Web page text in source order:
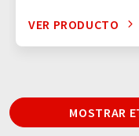
VER PRODUCTO
MOSTRAR